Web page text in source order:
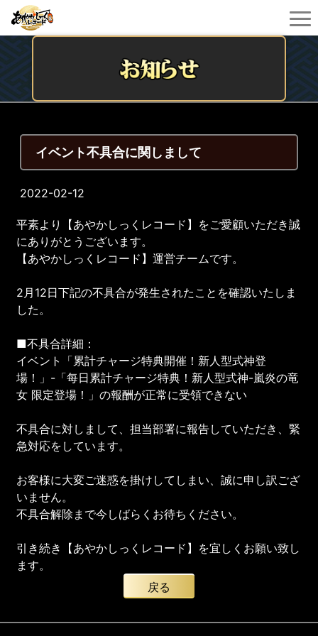
イベント不具合に関しまして
2022-02-12
平素より【あやかしっくレコード】をご愛顧いただき誠
にありがとうございます。
【あやかしっくレコード】運営チームです。
2月12日下記の不具合が発生されたことを確認いたしま
した。
■不具合詳細：
イベント「累計チャージ特典開催！新人型式神登
場！」-「每日累計チャージ特典！新人型式神-嵐炎の竜
女 限定登場！」の報酬が正常に受領できない
不具合に対しまして、担当部署に報告していただき、緊
急対応をしています。
お客様に大変ご迷惑を掛けしてしまい、誠に申し訳ござ
いません。
不具合解除まで今しばらくお待ちください。
引き続き【あやかしっくレコード】を宜しくお願い致し
ます。
戻る